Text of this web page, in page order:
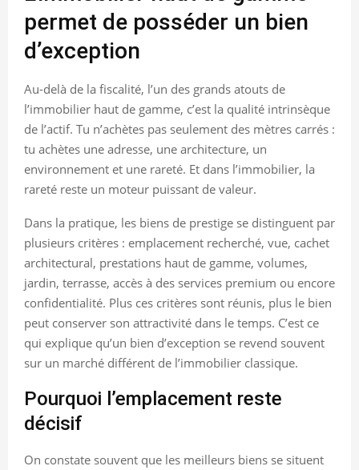
permet de posséder un bien
d’exception
Au-delà de la fiscalité, l’un des grands atouts de
l’immobilier haut de gamme, c’est la qualité intrinsèque
de l’actif. Tu n’achètes pas seulement des mètres carrés :
tu achètes une adresse, une architecture, un
environnement et une rareté. Et dans l’immobilier, la
rareté reste un moteur puissant de valeur.
Dans la pratique, les biens de prestige se distinguent par
plusieurs critères : emplacement recherché, vue, cachet
architectural, prestations haut de gamme, volumes,
jardin, terrasse, accès à des services premium ou encore
confidentialité. Plus ces critères sont réunis, plus le bien
peut conserver son attractivité dans le temps. C’est ce
qui explique qu’un bien d’exception se revend souvent
sur un marché différent de l’immobilier classique.
Pourquoi l’emplacement reste
décisif
On constate souvent que les meilleurs biens se situent